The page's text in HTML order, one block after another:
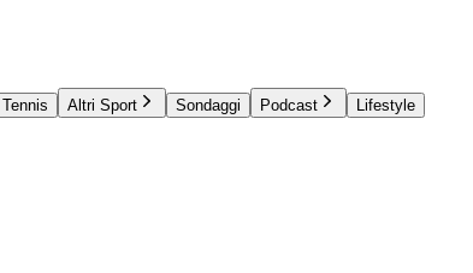
Tennis Altri Sport Sondaggi Podcast
Lifestyle